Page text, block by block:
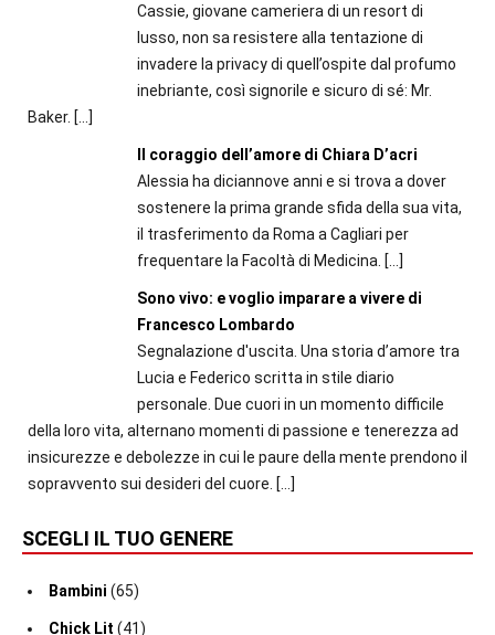
Cassie, giovane cameriera di un resort di
lusso, non sa resistere alla tentazione di
invadere la privacy di quell’ospite dal profumo
inebriante, così signorile e sicuro di sé: Mr.
Baker. […]
Il coraggio dell’amore di Chiara D’acri
Alessia ha diciannove anni e si trova a dover
sostenere la prima grande sfida della sua vita,
il trasferimento da Roma a Cagliari per
frequentare la Facoltà di Medicina. […]
Sono vivo: e voglio imparare a vivere di
Francesco Lombardo
Segnalazione d'uscita. Una storia d’amore tra
Lucia e Federico scritta in stile diario
personale. Due cuori in un momento difficile
della loro vita, alternano momenti di passione e tenerezza ad
insicurezze e debolezze in cui le paure della mente prendono il
sopravvento sui desideri del cuore. […]
SCEGLI IL TUO GENERE
Bambini (65)
Chick Lit (41)